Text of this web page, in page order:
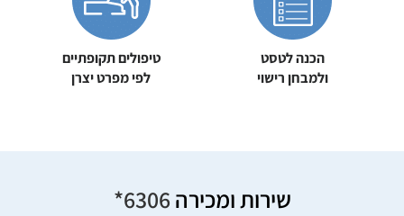
הכנה לטסט
ולמבחן רישוי
טיפולים תקופתיים
לפי מפרט יצרן
שירות ומכירה 6306*